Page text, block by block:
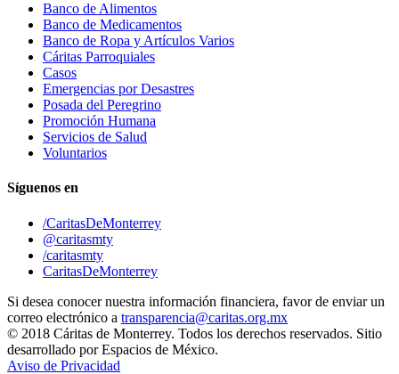
Banco de Alimentos
Banco de Medicamentos
Banco de Ropa y Artículos Varios
Cáritas Parroquiales
Casos
Emergencias por Desastres
Posada del Peregrino
Promoción Humana
Servicios de Salud
Voluntarios
Síguenos en
/CaritasDeMonterrey
@caritasmty
/caritasmty
CaritasDeMonterrey
Si desea conocer nuestra información financiera, favor de enviar un
correo electrónico a transparencia@caritas.org.mx
© 2018 Cáritas de Monterrey. Todos los derechos reservados. Sitio
desarrollado por Espacios de México.
Aviso de Privacidad